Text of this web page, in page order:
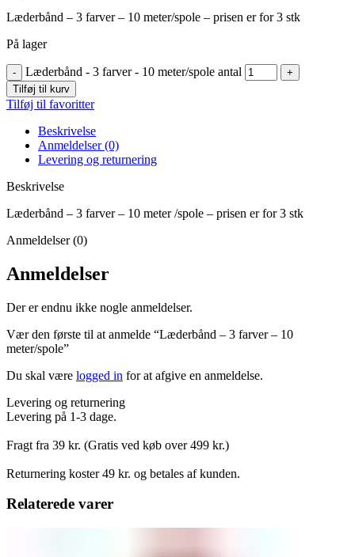
Læderbånd – 3 farver – 10 meter/spole – prisen er for 3 stk
På lager
Læderbånd - 3 farver - 10 meter/spole antal
Tilføj til kurv
Tilføj til favoritter
Beskrivelse
Anmeldelser (0)
Levering og returnering
Beskrivelse
Læderbånd – 3 farver – 10 meter /spole – prisen er for 3 stk
Anmeldelser (0)
Anmeldelser
Der er endnu ikke nogle anmeldelser.
Vær den første til at anmelde “Læderbånd – 3 farver – 10
meter/spole”
Du skal være logged in for at afgive en anmeldelse.
Levering og returnering
Levering på 1-3 dage.
Fragt fra 39 kr. (Gratis ved køb over 499 kr.)
Returnering koster 49 kr. og betales af kunden.
Relaterede varer